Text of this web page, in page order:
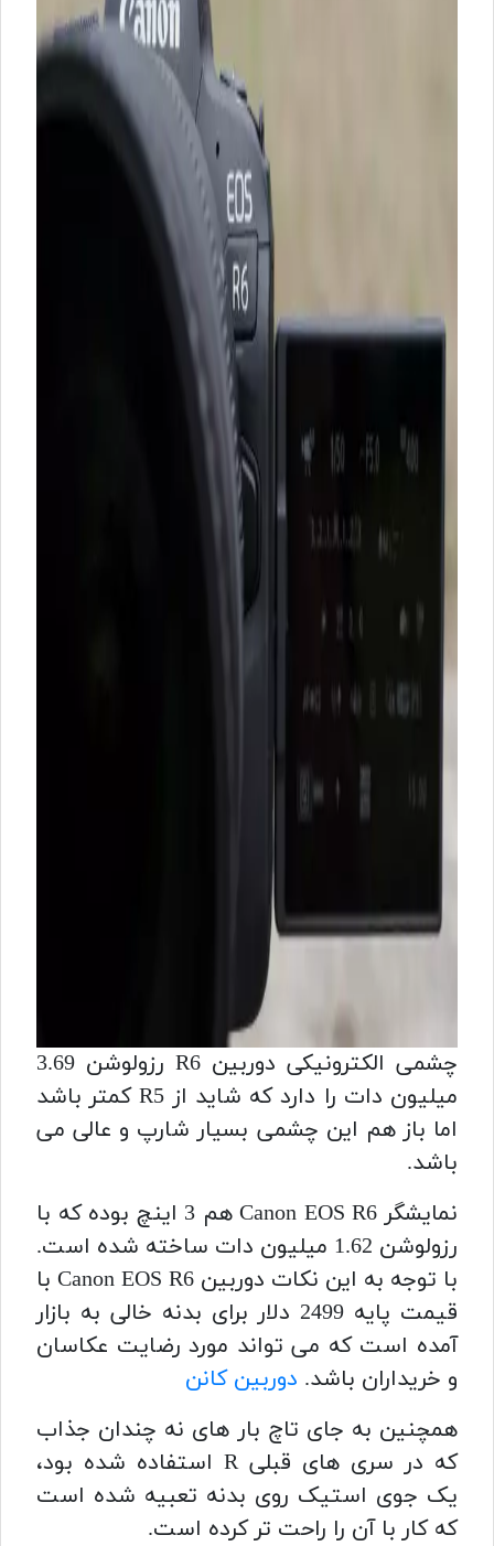
چشمی الکترونیکی دوربین R6 رزولوشن 3.69
میلیون دات را دارد که شاید از R5 کمتر باشد
اما باز هم این چشمی بسیار شارپ و عالی می
باشد.
نمایشگر Canon EOS R6 هم 3 اینچ بوده که با
رزولوشن 1.62 میلیون دات ساخته شده است.
با توجه به این نکات دوربین Canon EOS R6 با
قیمت پایه 2499 دلار برای بدنه خالی به بازار
آمده است که می تواند مورد رضایت عکاسان
و خریداران باشد. دوربین کانن
همچنین به جای تاچ بار های نه چندان جذاب
که در سری های قبلی R استفاده شده بود،
یک جوی استیک روی بدنه تعبیه شده است
که کار با آن را راحت تر کرده است.